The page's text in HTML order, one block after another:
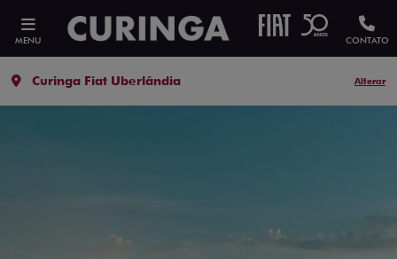
MENU CONTATO
Curinga Fiat Uberlândia Alterar